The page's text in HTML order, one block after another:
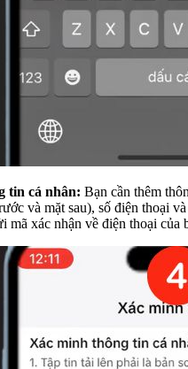
tin cá nhân: Bạn cần thêm
và mặt sau), số điện thoại
mã xác nhận về điện thoại của